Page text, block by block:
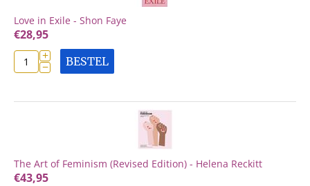
Love in Exile - Shon Faye
€28,95
+
− BESTEL
The Art of Feminism (Revised Edition) - Helena Reckitt
€43,95